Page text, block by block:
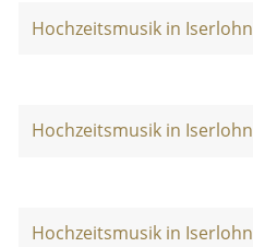
Hochzeitsmusik in Iserlohn
Hochzeitsmusik in Iserlohn
Hochzeitsmusik in Iserlohn